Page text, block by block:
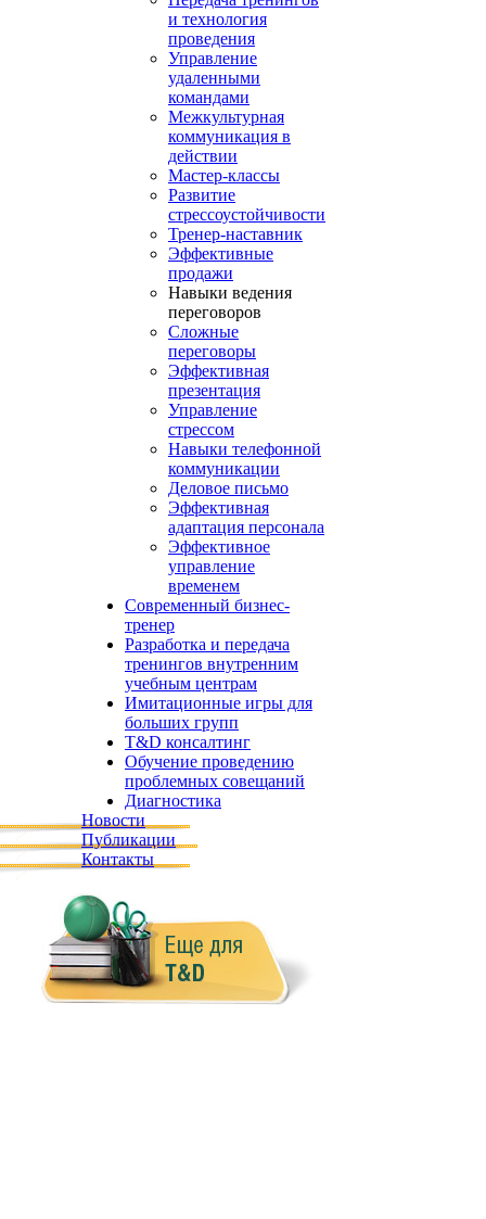
и технология
проведения
Управление
удаленными
командами
Межкультурная
коммуникация в
действии
Мастер-классы
Развитие
стрессоустойчивости
Тренер-наставник
Эффективные
продажи
Навыки ведения
переговоров
Сложные
переговоры
Эффективная
презентация
Управление
стрессом
Навыки телефонной
коммуникации
Деловое письмо
Эффективная
адаптация персонала
Эффективное
управление
временем
Современный бизнес-
тренер
Разработка и передача
тренингов внутренним
учебным центрам
Имитационные игры для
больших групп
T&D консалтинг
Обучение проведению
проблемных совещаний
Диагностика
Новости
Публикации
Контакты